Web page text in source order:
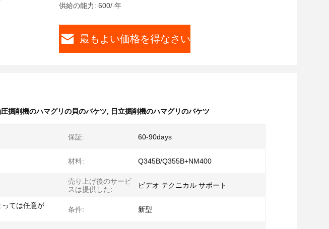
供給の能力: 600/ 年
最もよい価格を得なさい
掘削機のハマグリの貝のバケツ, 日立掘削機のハマグリのバケツ
保証: 60-90days
材料: Q345B/Q355B+NM400
売り上げ後のサービ
スは提供した:
ビデオ テクニカル サポート
ては任意が
条件: 新型